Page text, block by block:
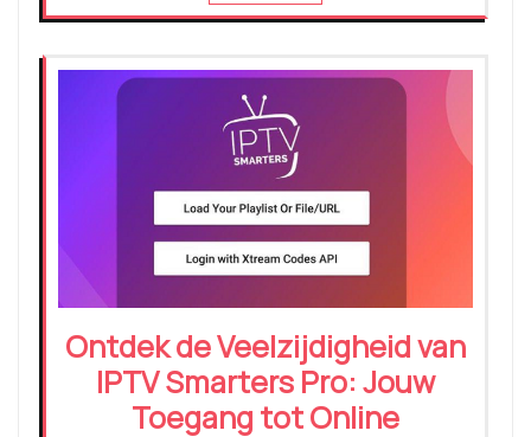
Ontdek de Veelzijdigheid van
IPTV Smarters Pro: Jouw
Toegang tot Online